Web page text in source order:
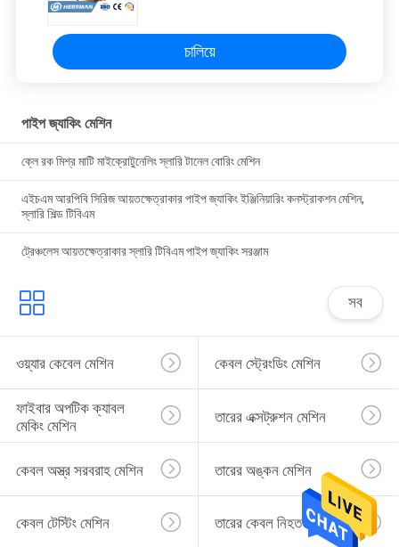
চালিয়ে
পাইপ জ্যাকিং মেশিন
ক্লে রক মিশ্র মাটি মাইক্রোটুনেলিং স্লারি টানেল বোরিং মেশিন
এইচএম আরপিবি সিরিজ আয়তক্ষেত্রাকার পাইপ জ্যাকিং ইঞ্জিনিয়ারিং কনস্ট্রাকশন মেশিন,
স্লারি শিল্ড টিবিএম
ট্রেঞ্চলেস আয়তক্ষেত্রাকার স্লারি টিবিএম পাইপ জ্যাকিং সরঞ্জাম
সব
ওয়্যার কেবেল মেশিন কেবল স্ট্রেংডিং মেশিন
ফাইবার অপটিক ক্যাবল
মেকিং মেশিন
তারের এক্সট্রুশন মেশিন
কেবল অস্ত্র সরবরাহ মেশিন তারের অঙ্কন মেশিন
কেবল টেস্টিং মেশিন তারের কেবল নিহত